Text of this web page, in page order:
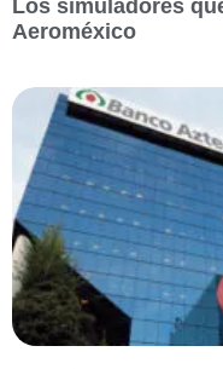
Los simuladores
Aeroméxico